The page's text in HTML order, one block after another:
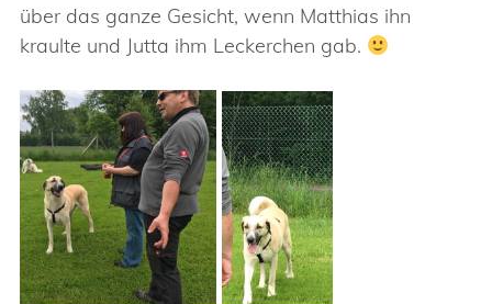
über das ganze Gesicht, wenn Matthias ihn
kraulte und Jutta ihm Leckerchen gab.